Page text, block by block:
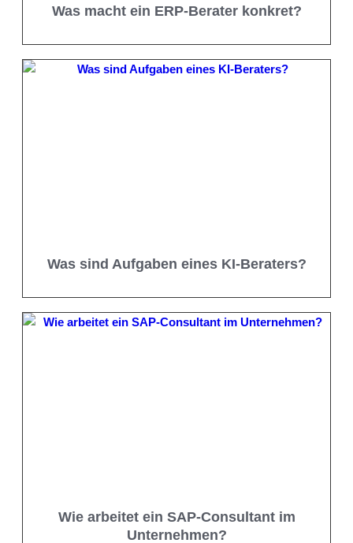
Was macht ein ERP-Berater konkret?
Was sind Aufgaben eines KI-Beraters?
Wie arbeitet ein SAP-Consultant im
Unternehmen?